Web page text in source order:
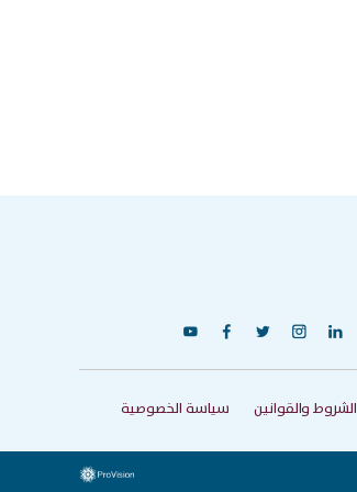
i
c
t
f
y
الشروط والقوانين سياسة الخصوصية